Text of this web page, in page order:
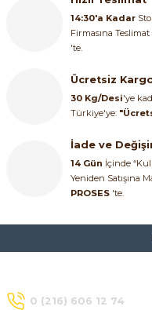
14:30'a Kadar
Firmasına
'te.
Ücretsiz
30 Kg/Desi'ye
Türkiye'ye:
İade ve
14 Gün İçinde
Yeniden Satışına
PROSES 'te.
0 (216) 606 12 74